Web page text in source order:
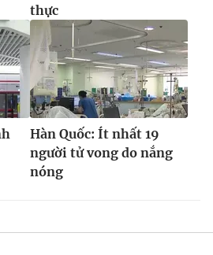
thực
Hàn Quốc: Ít nhất 19
người tử vong do nắng
nóng